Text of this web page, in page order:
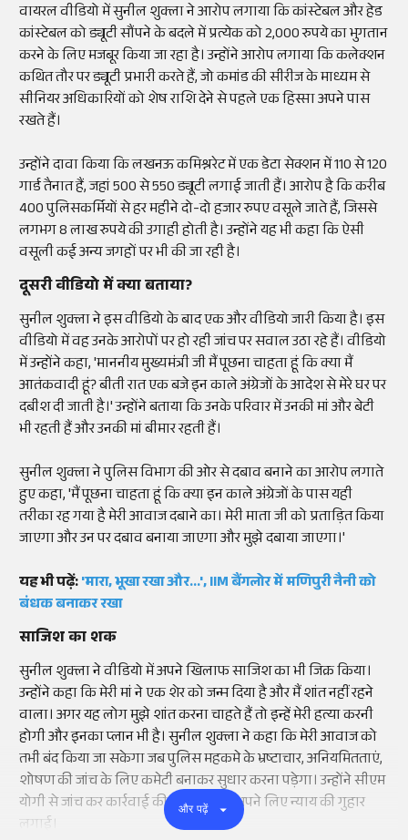
वायरल वीडियो में सुनील शुक्ला ने आरोप लगाया कि कांस्टेबल और हेड
कांस्टेबल को ड्यूटी सौंपने के बदले में प्रत्येक को 2,000 रुपये का भुगतान
करने के लिए मजबूर किया जा रहा है। उन्होंने आरोप लगाया कि कलेक्शन
कथित तौर पर ड्यूटी प्रभारी करते हैं, जो कमांड की सीरीज के माध्यम से
सीनियर अधिकारियों को शेष राशि देने से पहले एक हिस्सा अपने पास
रखते हैं।
उन्होंने दावा किया कि लखनऊ कमिश्नरेट में एक डेटा सेक्शन में 110 से 120
गार्ड तैनात हैं, जहां 500 से 550 ड्यूटी लगाई जाती हैं। आरोप है कि करीब
400 पुलिसकर्मियों से हर महीने दो-दो हजार रुपए वसूले जाते हैं, जिससे
लगभग 8 लाख रुपये की उगाही होती है। उन्होंने यह भी कहा कि ऐसी
वसूली कई अन्य जगहों पर भी की जा रही है।
दूसरी वीडियो में क्या बताया?
सुनील शुक्ला ने इस वीडियो के बाद एक और वीडियो जारी किया है। इस
वीडियो में वह उनके आरोपों पर हो रही जांच पर सवाल उठा रहे हैं। वीडियो
में उन्होंने कहा, 'माननीय मुख्यमंत्री जी मैं पूछना चाहता हूं कि क्या मैं
आतंकवादी हूं? बीती रात एक बजे इन काले अंग्रेजों के आदेश से मेरे घर पर
दबीश दी जाती है।' उन्होंने बताया कि उनके परिवार में उनकी मां और बेटी
भी रहती हैं और उनकी मां बीमार रहती हैं।
सुनील शुक्ला ने पुलिस विभाग की ओर से दबाव बनाने का आरोप लगाते
हुए कहा, 'मैं पूछना चाहता हूं कि क्या इन काले अंग्रेजों के पास यही
तरीका रह गया है मेरी आवाज दबाने का। मेरी माता जी को प्रताड़ित किया
जाएगा और उन पर दबाव बनाया जाएगा और मुझे दबाया जाएगा।'
यह भी पढ़ें:'मारा, भूखा रखा और...', IIM बैंगलोर में मणिपुरी नैनी को
बंधक बनाकर रखा
साजिश का शक
सुनील शुक्ला ने वीडियो में अपने खिलाफ साजिश का भी जिक्र किया।
उन्होंने कहा कि मेरी मां ने एक शेर को जन्म दिया है और मैं शांत नहीं रहने
वाला। अगर यह लोग मुझे शांत करना चाहते हैं तो इन्हें मेरी हत्या करनी
होगी और इनका प्लान भी है। सुनील शुक्ला ने कहा कि मेरी आवाज को
तभी बंद किया जा सकेगा जब पुलिस महकमे के भ्रष्टाचार, अनियमितताएं,
शोषण की जांच के लिए कमेटी बनाकर सुधार करना पड़ेगा। उन्होंने सीएम
योगी से जांच कर कार्रवाई की मांग की और अपने लिए न्याय की गुहार
लगाई।
और पढ़ें